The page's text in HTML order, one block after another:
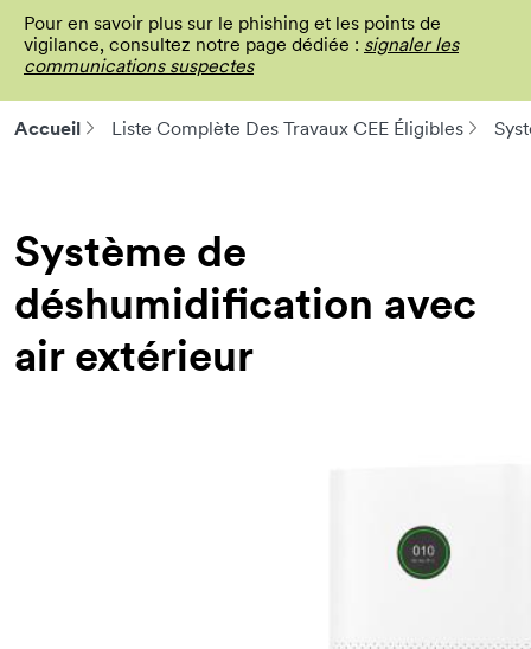
Pour en savoir plus sur le phishing et les points de
vigilance, consultez notre page dédiée : signaler les
communications suspectes
Accueil Liste Complète Des Travaux CEE Éligibles
Système de
déshumidification avec
air extérieur